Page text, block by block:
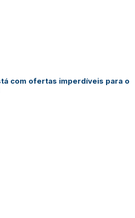
com ofertas imperdíveis para o